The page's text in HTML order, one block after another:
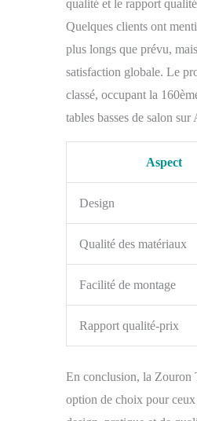
qualité et le rapport
Quelques clients ont
plus longs que prévu,
satisfaction globale. Le
classé, occupant la
tables basses de salon sur
Aspect
Design
Qualité des matériaux
Facilité de montage
Rapport qualité-prix
En conclusion, la Zouron
option de choix pour